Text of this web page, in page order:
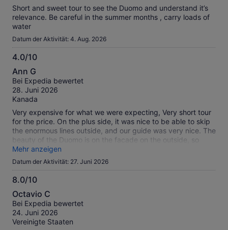
Short and sweet tour to see the Duomo and understand it’s
relevance. Be careful in the summer months , carry loads of
water
Datum der Aktivität: 4. Aug. 2026
4.0/10
4.0
von
10
Ann G
Bei Expedia bewertet
28. Juni 2026
Kanada
Very expensive for what we were expecting, Very short tour
for the price. On the plus side, it was nice to be able to skip
the enormous lines outside, and our guide was very nice. The
beauty of the Duomo is on the facade on the outside, so
would not recommend paying the $90 CAD (2 people) for
this tour inside.
Mehr anzeigen
Datum der Aktivität: 27. Juni 2026
8.0/10
8.0
von
10
Octavio C
Bei Expedia bewertet
24. Juni 2026
Vereinigte Staaten